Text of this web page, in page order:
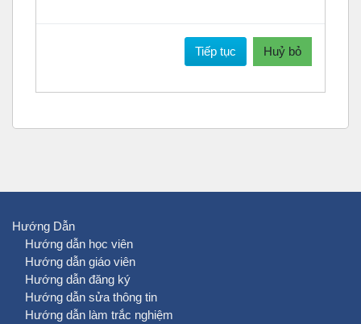
Tiếp tục Huỷ bỏ
Hướng Dẫn
Hướng dẫn học viên
Hướng dẫn giáo viên
Hướng dẫn đăng ký
Hướng dẫn sửa thông tin
Hướng dẫn làm trắc nghiệm